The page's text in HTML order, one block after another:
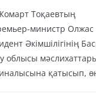
Тоқаевтың
министр Олжас
Әкімшілігінің
облысы
қатысып,